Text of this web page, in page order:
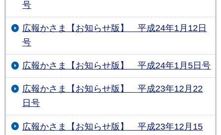
号
広報かさま【お知らせ版】 平成24年1月12日
号
広報かさま【お知らせ版】 平成24年1月5日号
広報かさま【お知らせ版】 平成23年12月22
日号
広報かさま【お知らせ版】 平成23年12月15